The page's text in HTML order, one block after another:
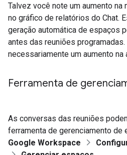
Talvez você note um aumento na
no gráfico de relatórios do Chat.
geração automática de espaços
antes das reuniões
necessariamente um aumento na
Ferramenta de
As conversas das reuniões
ferramenta de gerenciamento de
Google Workspace